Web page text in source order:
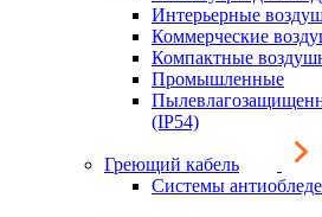
Интерьерные
Коммерческие
Компактные
Промышленные
(IP54)
Греющий кабель
Системы